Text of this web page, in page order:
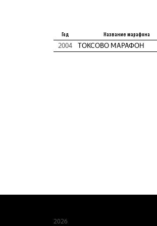
Год Название марафона
2004 ТОКСОВО МАРАФОН
2026